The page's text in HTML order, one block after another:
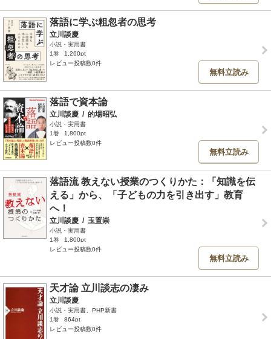
落語に学ぶ粗忽者の思考
立川談慶
小説・実用書
1巻
1,260pt
レビュー投稿数0件
無料立読み
落語で資本論
立川談慶 / 的場昭弘
小説・実用書
1巻
1,800pt
レビュー投稿数0件
無料立読み
落語流 教えない授業のつくりかた：「知識を伝
える」から、「子どもの力を引き出す」教育
へ！
立川談慶 / 玉置崇
小説・実用書
1巻
1,800pt
レビュー投稿数0件
無料立読み
天才論 立川談志の凄み
立川談慶
小説・実用書、PHP新書
1巻
864pt
レビュー投稿数0件